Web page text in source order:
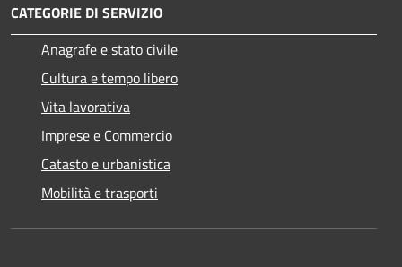
CATEGORIE DI SERVIZIO
Anagrafe e stato civile
Cultura e tempo libero
Vita lavorativa
Imprese e Commercio
Catasto e urbanistica
Mobilità e trasporti